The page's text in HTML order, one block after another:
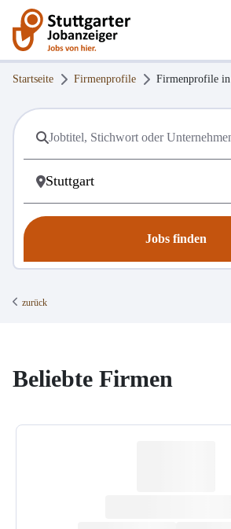
Startseite Firmenprofile Firmenprofile in
Jobs finden
zurück
Beliebte Firmen